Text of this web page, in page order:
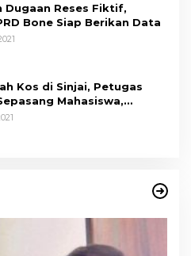
Dugaan Reses Fiktif,
Bone Siap Berikan Data
Kos di Sinjai, Petugas
Mahasiswa,